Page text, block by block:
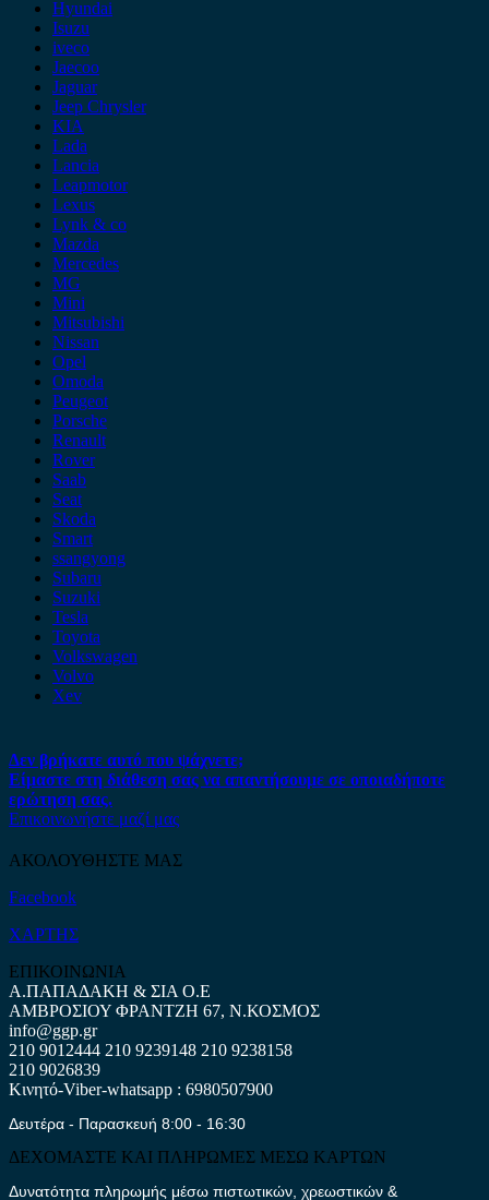
Hyundai
Isuzu
iveco
Jaecoo
Jaguar
Jeep Chrysler
KIA
Lada
Lancia
Leapmotor
Lexus
Lynk & co
Mazda
Mercedes
MG
Mini
Mitsubishi
Nissan
Opel
Omoda
Peugeot
Porsche
Renault
Rover
Saab
Seat
Skoda
Smart
ssangyong
Subaru
Suzuki
Tesla
Toyota
Volkswagen
Volvo
Xev
Δεν βρήκατε αυτό που ψάχνετε;
Είμαστε στη διάθεση σας να απαντήσουμε σε οποιαδήποτε
ερώτηση σας.
Επικοινωνήστε μαζί μας
ΑΚΟΛΟΥΘΗΣΤΕ ΜΑΣ
Facebook
ΧΑΡΤΗΣ
ΕΠΙΚΟΙΝΩΝΙΑ
Α.ΠΑΠΑΔΑΚΗ & ΣΙΑ Ο.Ε
ΑΜΒΡΟΣΙΟΥ ΦΡΑΝΤΖΗ 67, Ν.ΚΟΣΜΟΣ
info@ggp.gr
210 9012444 210 9239148 210 9238158
210 9026839
Κινητό-Viber-whatsapp : 6980507900
Δευτέρα - Παρασκευή 8:00 - 16:30
ΔΕΧΟΜΑΣΤΕ ΚΑΙ ΠΛΗΡΩΜΕΣ ΜΕΣΩ ΚΑΡΤΩΝ
Δυνατότητα πληρωμής μέσω πιστωτικών, χρεωστικών &